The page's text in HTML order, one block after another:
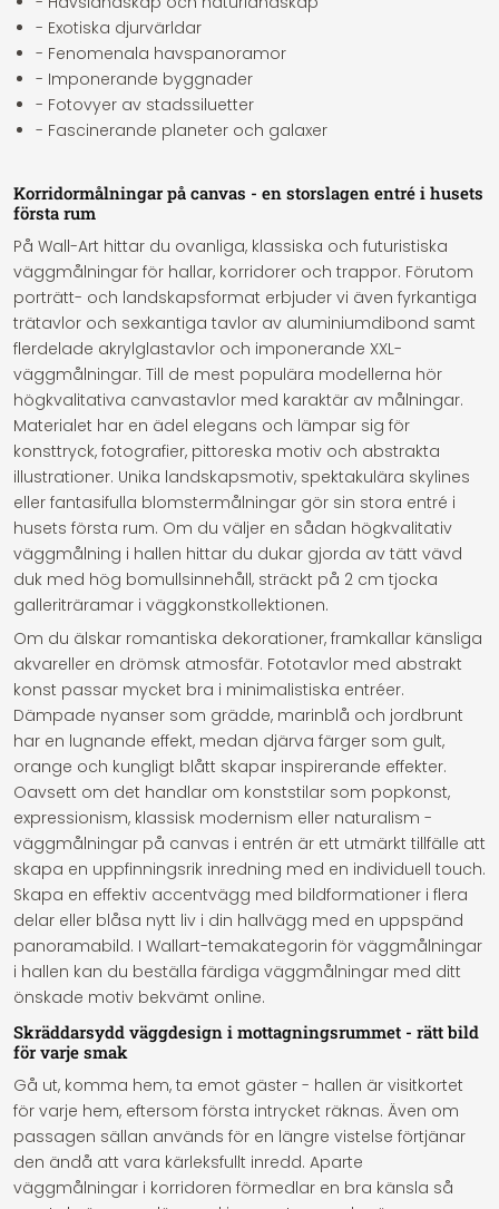
- Exotiska djurvärldar
- Fenomenala havspanoramor
- Imponerande byggnader
- Fotovyer av stadssiluetter
- Fascinerande planeter och galaxer
Korridormålningar på canvas - en storslagen entré i husets
första rum
På Wall-Art hittar du ovanliga, klassiska och futuristiska
väggmålningar för hallar, korridorer och trappor. Förutom
porträtt- och landskapsformat erbjuder vi även fyrkantiga
trätavlor och sexkantiga tavlor av aluminiumdibond samt
flerdelade akrylglastavlor och imponerande XXL-
väggmålningar. Till de mest populära modellerna hör
högkvalitativa canvastavlor med karaktär av målningar.
Materialet har en ädel elegans och lämpar sig för
konsttryck, fotografier, pittoreska motiv och abstrakta
illustrationer. Unika landskapsmotiv, spektakulära skylines
eller fantasifulla blomstermålningar gör sin stora entré i
husets första rum. Om du väljer en sådan högkvalitativ
väggmålning i hallen hittar du dukar gjorda av tätt vävd
duk med hög bomullsinnehåll, sträckt på 2 cm tjocka
galleriträramar i väggkonstkollektionen.
Om du älskar romantiska dekorationer, framkallar känsliga
akvareller en drömsk atmosfär. Fototavlor med abstrakt
konst passar mycket bra i minimalistiska entréer.
Dämpade nyanser som grädde, marinblå och jordbrunt
har en lugnande effekt, medan djärva färger som gult,
orange och kungligt blått skapar inspirerande effekter.
Oavsett om det handlar om konststilar som popkonst,
expressionism, klassisk modernism eller naturalism -
väggmålningar på canvas i entrén är ett utmärkt tillfälle att
skapa en uppfinningsrik inredning med en individuell touch.
Skapa en effektiv accentvägg med bildformationer i flera
delar eller blåsa nytt liv i din hallvägg med en uppspänd
panoramabild. I Wallart-temakategorin för väggmålningar
i hallen kan du beställa färdiga väggmålningar med ditt
önskade motiv bekvämt online.
Skräddarsydd väggdesign i mottagningsrummet - rätt bild
för varje smak
Gå ut, komma hem, ta emot gäster - hallen är visitkortet
för varje hem, eftersom första intrycket räknas. Även om
passagen sällan används för en längre vistelse förtjänar
den ändå att vara kärleksfullt inredd. Aparte
väggmålningar i korridoren förmedlar en bra känsla så